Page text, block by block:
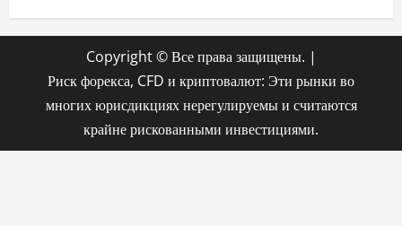
Copyright © Все права защищены. |
Риск форекса, CFD и криптовалют: Эти рынки во
многих юрисдикциях нерегулируемы и считаются
крайне рискованными инвестициями.